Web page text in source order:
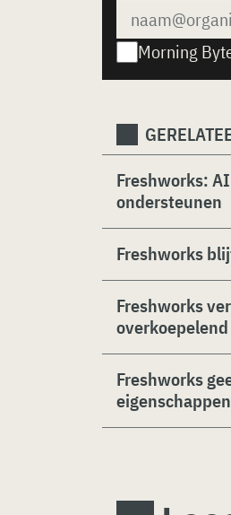
Morning
Freshworks:
ondersteunen
Freshworks
Freshworks
Freshworks
eigenschappen